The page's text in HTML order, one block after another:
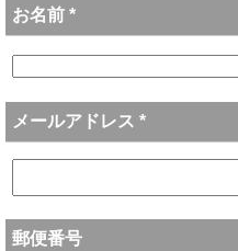
お名前 *
メールアドレス *
郵便番号